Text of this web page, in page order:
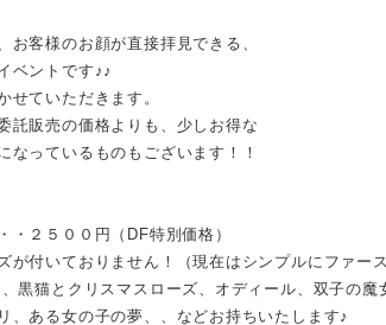
お客様のお顔が直接拝見できる、
ベントです♪♪
せていただきます。
託販売の価格よりも、少しお得な
なっているものもございます！！
・２５００円（DF特別価格）
が付いておりません！（現在はシンプルにファー
黒猫とクリスマスローズ、オディール、双子の魔
、ある女の子の夢、、などお持ちいたします♪